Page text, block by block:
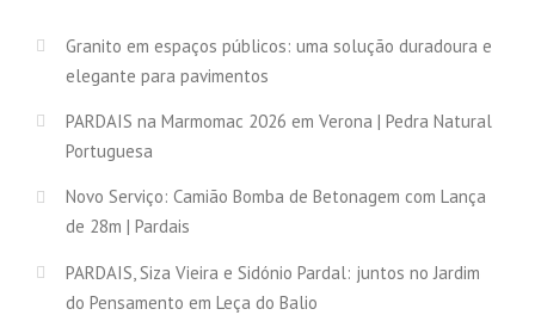
Granito em espaços públicos: uma solução duradoura e
elegante para pavimentos
PARDAIS na Marmomac 2026 em Verona | Pedra Natural
Portuguesa
Novo Serviço: Camião Bomba de Betonagem com Lança
de 28m | Pardais
PARDAIS, Siza Vieira e Sidónio Pardal: juntos no Jardim
do Pensamento em Leça do Balio